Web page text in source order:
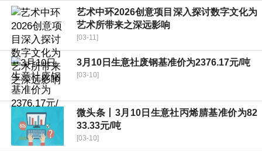
艺术中环2026创意项目深入探讨数字文化为
艺术所带来之深远影响
[03-11]
3月10日生意社废钢基准价为2376.17元/吨
[03-10]
微头条丨3月10日生意社丙烯腈基准价为82
33.33元/吨
[03-10]